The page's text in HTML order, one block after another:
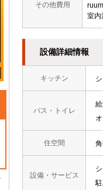
その他費用
室内
設備詳細情報
キッチン
バス・トイレ
住空間
設備・サービス